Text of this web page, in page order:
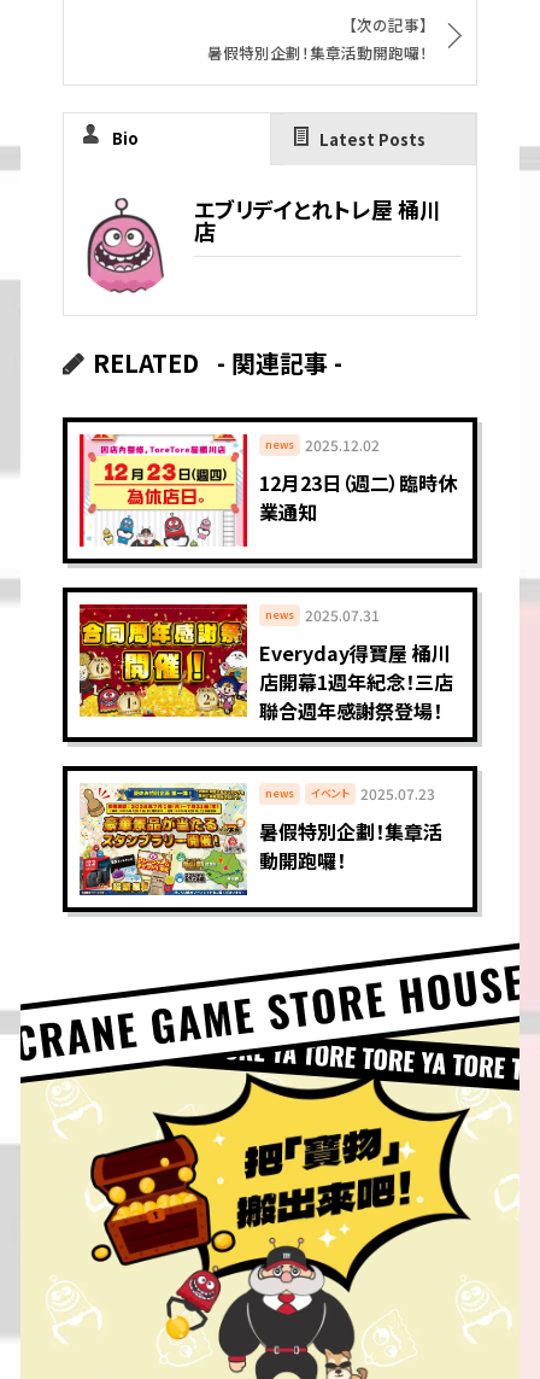
【次の記事】
暑假特別企劃！集章活動開跑囉！
Bio Latest Posts
エブリデイとれトレ屋 桶川
店
RELATED - 関連記事 -
news
12月23日（週二）臨時休
業通知
2025.12.02
news
Everyday得寶屋 桶川
店開幕1週年紀念！三店
聯合週年感謝祭登場！
2025.07.31
news イベント
暑假特別企劃！集章活
動開跑囉！
2025.07.23